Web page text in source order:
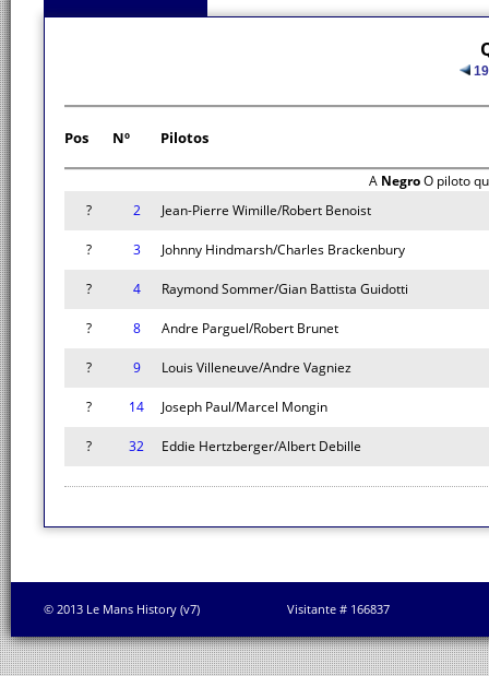
Pos Nº Pilotos
A NegroO piloto
?
2 Jean-Pierre Wimille/Robert Benoist
? 3 Johnny Hindmarsh/Charles Brackenbury
? 4 Raymond Sommer/Gian Battista Guidotti
? 8 Andre Parguel/Robert Brunet
? 9 Louis Villeneuve/Andre Vagniez
? 14 Joseph Paul/Marcel Mongin
? 32 Eddie Hertzberger/Albert Debille
© 2013 Le Mans History (v7) Visitante # 166837